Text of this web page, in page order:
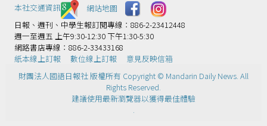
本社交通資訊️
網站地圖
日報、週刊、中學生報訂閱專線：886-2-23412448
週一至週五 上午9:30-12:30 下午1:30-5:30
網路書店專線：886-2-33433168
紙本線上訂報
數位線上訂報
意見反映信箱
財團法人國語日報社 版權所有 Copyright © Mandarin Daily News. All
Rights Reserved.
建議使用最新瀏覽器以獲得最佳體驗